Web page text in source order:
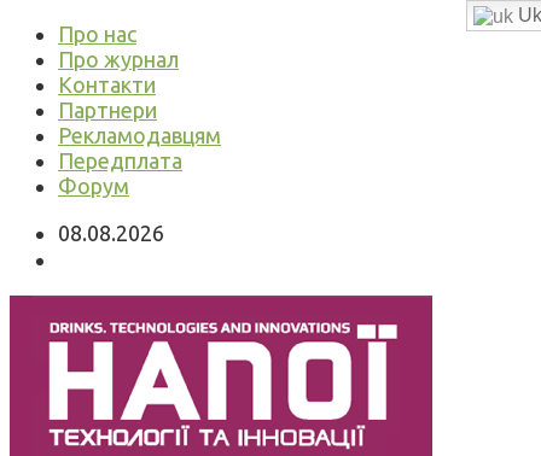
Про нас
Про журнал
Контакти
Партнери
Рекламодавцям
Передплата
Форум
08.08.2026